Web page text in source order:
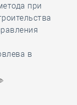
при
в